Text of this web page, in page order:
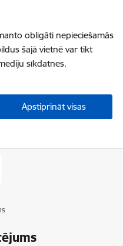
obligāti nepieciešamās
šajā vietnē var tikt
sīkdatnes.
Apstiprināt visas